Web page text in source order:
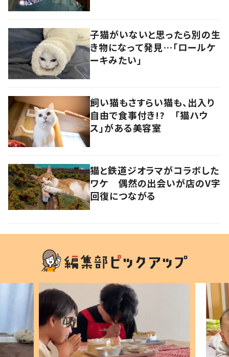
子猫がいないと思ったら別の生
き物になって発見…「ロールケ
ーキみたい」
飼い猫もさすらい猫も、出入り
自由で食事付き!? 「猫ハウ
ス」がある美容室
猫と鉄道ジオラマがコラボした
ワケ 偶然の出会いが店のV字
回復につながる